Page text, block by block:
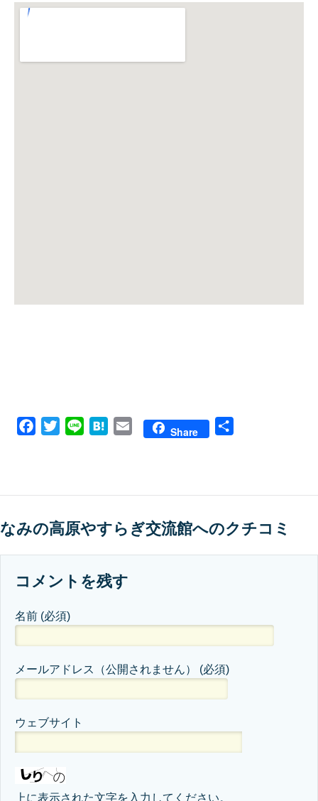
Facebook
Twitter Line HatenaEmail Share
なみの高原やすらぎ交流館へのクチコミ
コメントを残す
名前 (必須)
メールアドレス（公開されません） (必須)
ウェブサイト
上に表示された文字を入力してください。